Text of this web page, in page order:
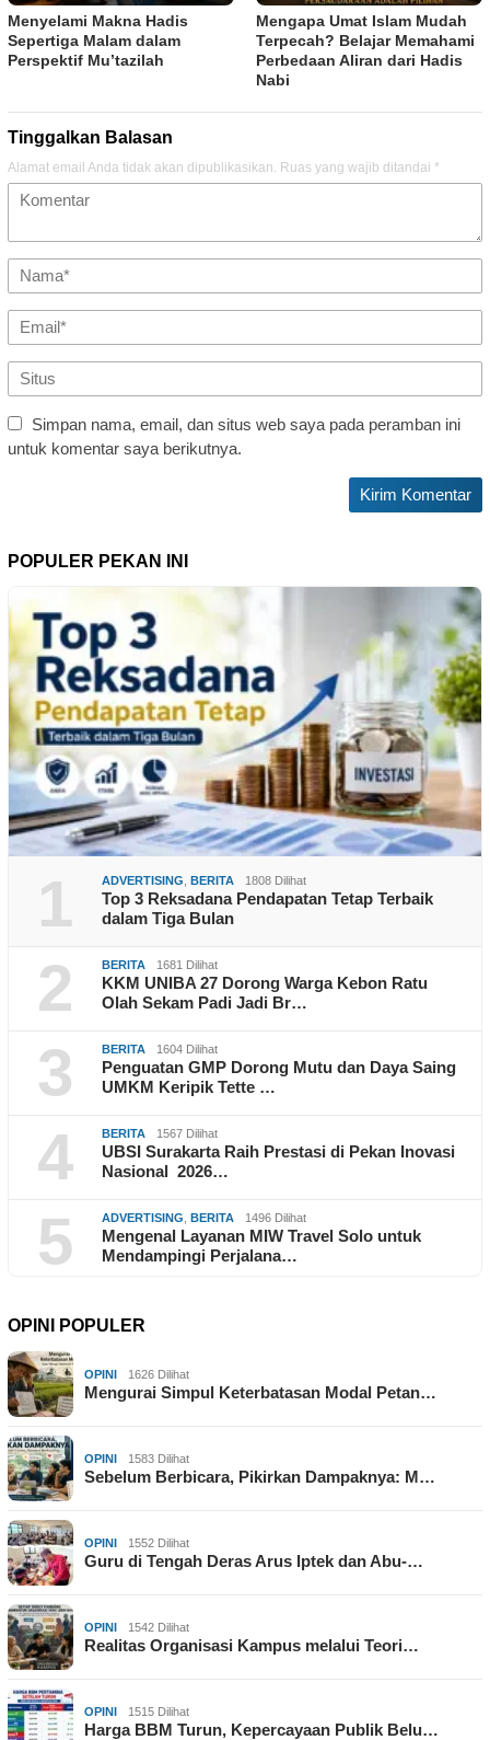
Menyelami Makna Hadis
Sepertiga Malam dalam
Perspektif Mu’tazilah
Mengapa Umat Islam Mudah
Terpecah? Belajar Memahami
Perbedaan Aliran dari Hadis
Nabi
Tinggalkan Balasan
Alamat email Anda tidak akan dipublikasikan. Ruas yang wajib ditandai *
Simpan nama, email, dan situs web saya pada peramban ini
untuk komentar saya berikutnya.
POPULER PEKAN INI
1 ADVERTISING BERITA 1808 Dilihat
Top 3 Reksadana Pendapatan Tetap Terbaik
dalam Tiga Bulan
2 BERITA 1681 Dilihat
KKM UNIBA 27 Dorong Warga Kebon Ratu
Olah Sekam Padi Jadi Br…
3 BERITA 1604 Dilihat
Penguatan GMP Dorong Mutu dan Daya Saing
UMKM Keripik Tette …
4 BERITA 1567 Dilihat
UBSI Surakarta Raih Prestasi di Pekan Inovasi
Nasional 2026…
5 ADVERTISING BERITA 1496 Dilihat
Mengenal Layanan MIW Travel Solo untuk
Mendampingi Perjalana…
OPINI POPULER
OPINI 1626 Dilihat
Mengurai Simpul Keterbatasan Modal Petan…
OPINI 1583 Dilihat
Sebelum Berbicara, Pikirkan Dampaknya: M…
OPINI 1552 Dilihat
Guru di Tengah Deras Arus Iptek dan Abu-…
OPINI 1542 Dilihat
Realitas Organisasi Kampus melalui Teori…
OPINI 1515 Dilihat
Harga BBM Turun, Kepercayaan Publik Belu…